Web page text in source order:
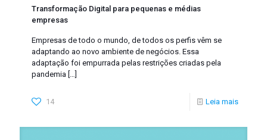
Transformação Digital para pequenas e médias
empresas
Empresas de todo o mundo, de todos os perfis vêm se
adaptando ao novo ambiente de negócios. Essa
adaptação foi empurrada pelas restrições criadas pela
pandemia […]
14 Leia mais